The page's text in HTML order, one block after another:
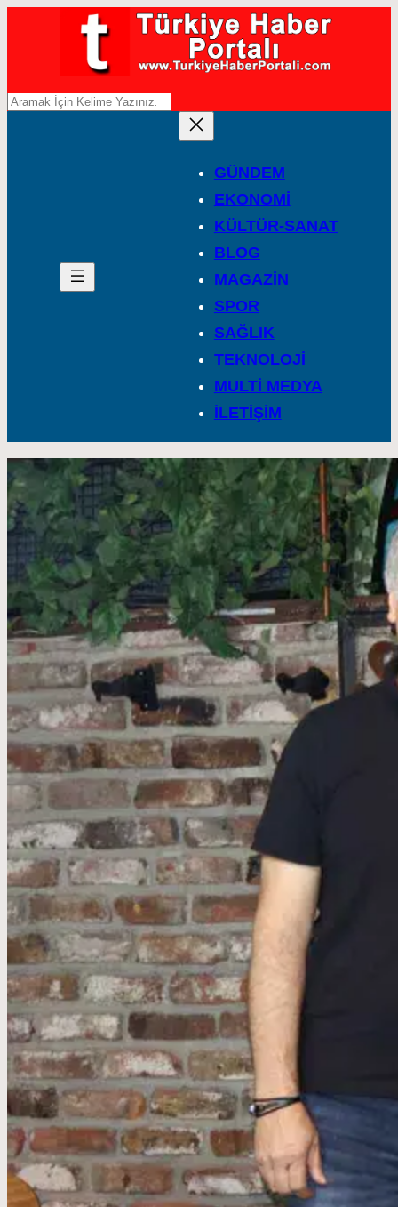
A
GÜNDEM
EKONOMİ
KÜLTÜR-SANAT
BLOG
MAGAZİN
SPOR
SAĞLIK
TEKNOLOJİ
MULTİ MEDYA
İLETİŞİM